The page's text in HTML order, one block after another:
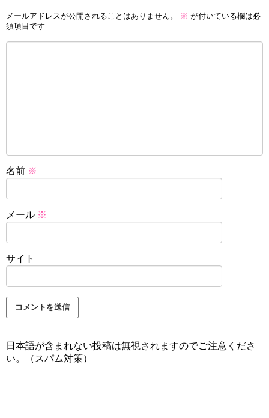
メールアドレスが公開されることはありません。 ※ が付いている欄は必
須項目です
名前 ※
メール ※
サイト
日本語が含まれない投稿は無視されますのでご注意くださ
い。（スパム対策）